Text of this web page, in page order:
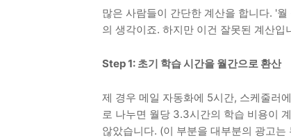
많은 사람들이 간단한 계산을 합니다. '
의 생각이죠. 하지만 이건 잘못된 계산
Step 1: 초기 학습 시간을 월간으로 환산
제 경우 메일 자동화에 5시간, 스케줄러
로 나누면 월당 3.3시간의 학습 비용이
않았습니다. (이 부분을 대부분의 광고는